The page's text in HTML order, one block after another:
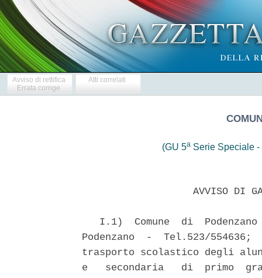
Avviso di rettifica
Errata corrige
Atti correlati
(GU 5aSerie Speciale -
AVVISO DI
I.1)  Comune  di
Podenzano  -  Tel.523/
trasporto scolastico degli
e   secondaria   di  primo